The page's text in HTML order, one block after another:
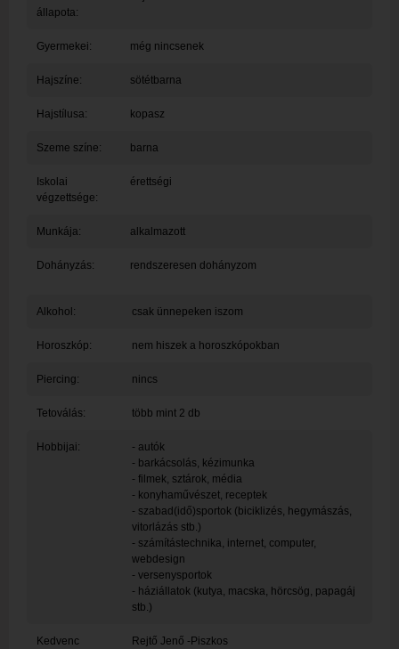
állapota:
Gyermekei: még nincsenek
Hajszíne: sötétbarna
Hajstílusa: kopasz
Szeme színe: barna
Iskolai
végzettsége:
érettségi
Munkája: alkalmazott
Dohányzás: rendszeresen dohányzom
Alkohol: csak ünnepeken iszom
Horoszkóp: nem hiszek a horoszkópokban
Piercing: nincs
Tetoválás: több mint 2 db
Hobbijai:
- autók
- barkácsolás, kézimunka
- filmek, sztárok, média
- konyhaművészet, receptek
- szabad(idő)sportok (biciklizés, hegymászás,
vitorlázás stb.)
- számítástechnika, internet, computer,
webdesign
- versenysportok
- háziállatok (kutya, macska, hörcsög, papagáj
stb.)
Kedvenc Rejtő Jenő -Piszkos